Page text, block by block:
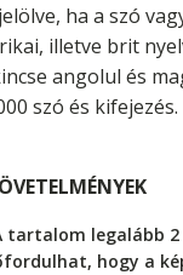
ha a szó
illetve brit
angolul és
szó és kifejezés.
tartalom legalább 2
hogy a